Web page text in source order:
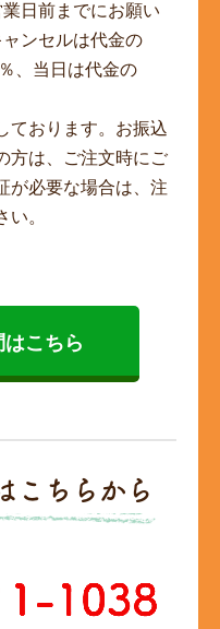
日前までにお願い
ンセルは代金の
、当日は代金の
ております。お振込
方は、ご注文時にご
が必要な場合は、注
。
こちら
こちらから